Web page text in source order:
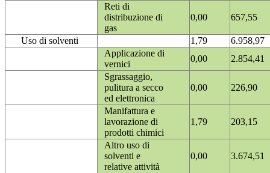
Reti di
distribuzione di
gas
0,00 657,55
Uso di solventi 1,79
6.958,97
Applicazione di
vernici
0,00
2.854,41
Sgrassaggio,
pulitura a secco
ed elettronica
0,00 226,90
Manifattura e
lavorazione di
prodotti chimici
1,79 203,15
Altro uso di
solventi e
relative attività
0,00 3.674,51